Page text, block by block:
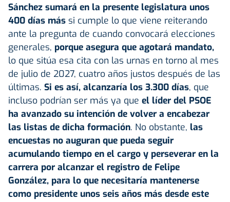
Sánchez sumará en la presente legislatura unos
400 días más si cumple lo que viene reiterando
ante la pregunta de cuando convocará elecciones
generales, porque asegura que agotará mandato,
lo que sitúa esa cita con las urnas en torno al mes
de julio de 2027, cuatro años justos después de las
últimas. Si es así, alcanzaría los 3.300 días, que
incluso podrían ser más ya que el líder del PSOE
ha avanzado su intención de volver a encabezar
las listas de dicha formación. No obstante, las
encuestas no auguran que pueda seguir
acumulando tiempo en el cargo y perseverar en la
carrera por alcanzar el registro de Felipe
González, para lo que necesitaría mantenerse
como presidente unos seis años más desde este